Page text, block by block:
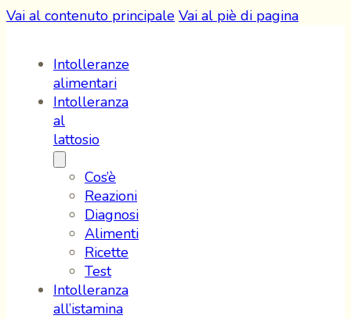
Vai al contenuto principale Vai al piè di pagina
Intolleranze
alimentari
Intolleranza
al
lattosio
Cos’è
Reazioni
Diagnosi
Alimenti
Ricette
Test
Intolleranza
all’istamina